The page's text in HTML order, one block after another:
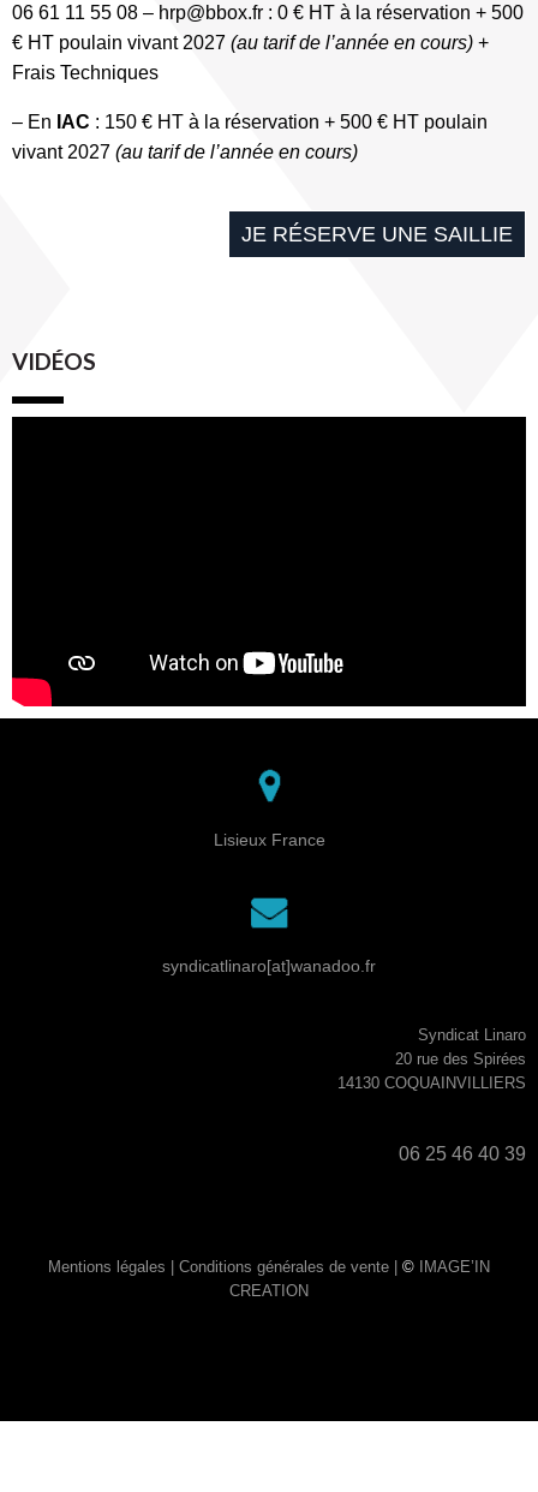
06 61 11 55 08 – hrp@bbox.fr : 0 € HT à la réservation + 500
€ HT poulain vivant 2027 (au tarif de l’année en cours) +
Frais Techniques
– En IAC : 150 € HT à la réservation + 500 € HT poulain
vivant 2027 (au tarif de l’année en cours)
JE RÉSERVE UNE SAILLIE
VIDÉOS
Lisieux France
syndicatlinaro[at]wanadoo.fr
Syndicat Linaro
20 rue des Spirées
14130 COQUAINVILLIERS
06 25 46 40 39
Mentions légales | Conditions générales de vente | © IMAGE’IN
CREATION